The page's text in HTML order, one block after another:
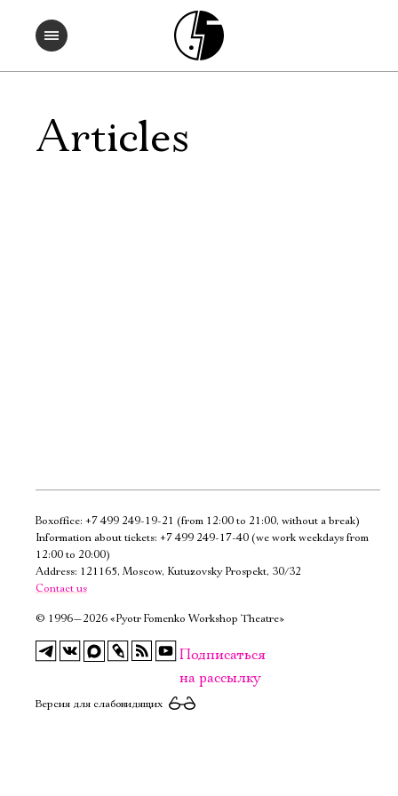
Articles
Boxoffice: +7 499 249-19-21 (from 12:00 to 21:00, without a break)
Information about tickets: +7 499 249-17-40 (we work weekdays from
12:00 to 20:00)
Address: 121165, Moscow, Kutuzovsky Prospekt, 30/32
Contact us
© 1996—2026 «Pyotr Fomenko Workshop Theatre»
Подписаться
на рассылку
Версия для слабовидящих
Электропочта
Ознакомиться